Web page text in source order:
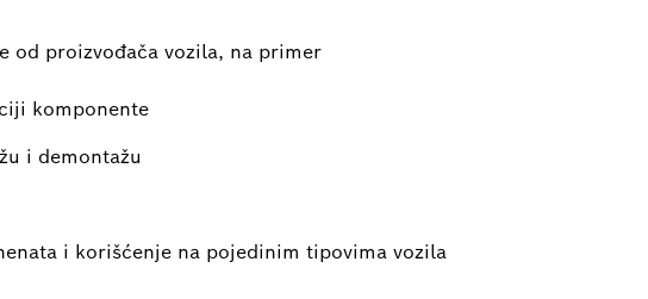
od proizvođača vozila, na primer
komponente
i demontažu
i korišćenje na pojedinim tipovima vozila